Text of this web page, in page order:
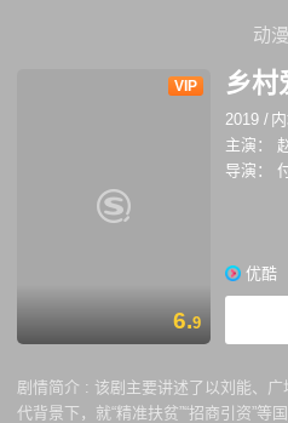
动漫
VIP
6.9
乡村
2019 /
主演：
导演：
优酷
剧情简介 : 该剧主要讲述了以刘能、
代背景下，就“精准扶贫”“招商引资”等